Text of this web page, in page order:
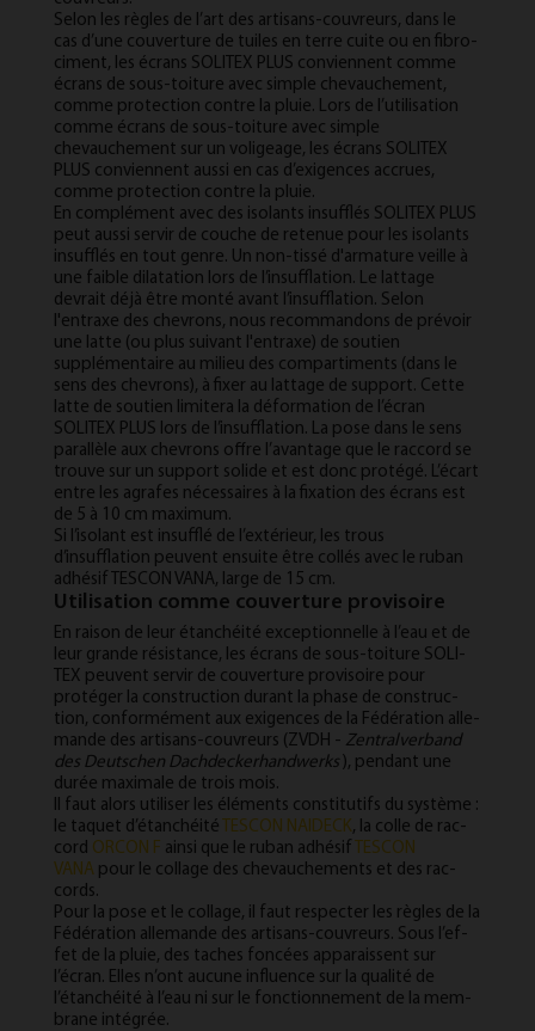
Selon les règles de l’art des artisans-couvreurs, dans le
cas d’une couverture de tuiles en terre cuite ou en fibro-
ciment, les écrans SOLITEX PLUS conviennent comme
écrans de sous-toiture avec simple chevauchement,
comme protection contre la pluie. Lors de l’utilisation
comme écrans de sous-toiture avec simple
chevauchement sur un voligeage, les écrans SOLITEX
PLUS conviennent aussi en cas d’exigences accrues,
comme protection contre la pluie.
En complément avec des isolants insufflés SOLITEX PLUS
peut aussi servir de couche de retenue pour les isolants
insufflés en tout genre. Un non-tissé d'armature veille à
une faible dilatation lors de l’insufflation. Le lattage
devrait déjà être monté avant l’insufflation. Selon
l'entraxe des chevrons, nous recommandons de prévoir
une latte (ou plus suivant l'entraxe) de soutien
supplémentaire au milieu des compartiments (dans le
sens des chevrons), à fixer au lattage de support. Cette
latte de soutien limitera la déformation de l’écran
SOLITEX PLUS lors de l’insufflation. La pose dans le sens
parallèle aux chevrons offre l’avantage que le raccord se
trouve sur un support solide et est donc protégé. L’écart
entre les agrafes nécessaires à la fixation des écrans est
de 5 à 10 cm maximum.
Si l’isolant est insufflé de l’extérieur, les trous
d’insufflation peuvent ensuite être collés avec le ruban
adhésif TESCON VANA, large de 15 cm.
Utilisation comme couverture provisoire
En rais­on de leur étanchéité ex­cep­tion­nelle à l’eau et de
leur grande résis­t­ance, les écrans de sous-toit­ure SOLI­
TEX peuvent ser­vir de couver­ture pro­vis­oire pour
protéger la con­struc­tion dur­ant la phase de con­struc­
tion, con­formément aux ex­i­gences de la Fédéra­tion al­le­
mande des ar­tis­ans-couvreurs (ZVDH - Zen­t­ral­verb­and
des Deutschen Dachdeck­er­handwerks ), pendant une
durée max­i­m­ale de trois mois.
Il faut al­ors util­iser les éléments con­sti­tu­tifs du système :
le taquet d’étanchéité
TESCON NAI­DECK, la colle de rac­
cord OR­CON F ain­si que le ruban adhésif
TESCON
VANA pour le col­lage des che­vauche­ments et des rac­
cords.
Pour la pose et le col­lage, il faut re­specter les règles de la
Fédéra­tion al­le­mande des ar­tis­ans-couvreurs. Sous l’ef­
fet de la plu­ie, des taches foncées ap­par­ais­sent sur
l’écran. Elles n’ont aucune in­flu­ence sur la qualité de
l’étanchéité à l’eau ni sur le fonc­tion­nement de la mem­
brane intégrée.